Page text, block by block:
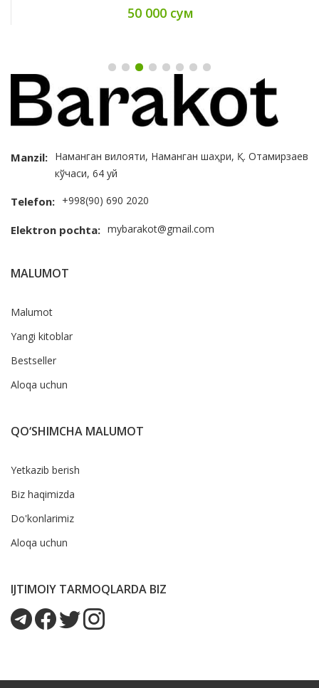
46 000 сум
Manzil: Наманган вилояти, Наманган шаҳри, Қ. Отамирзаев
кўчаси, 64 уй
Telefon: +998(90) 690 2020
Elektron pochta: mybarakot@gmail.com
MALUMOT
Malumot
Yangi kitoblar
Bestseller
Aloqa uchun
QO‘SHIMCHA MALUMOT
Yetkazib berish
Biz haqimizda
Do'konlarimiz
Aloqa uchun
IJTIMOIY TARMOQLARDA BIZ